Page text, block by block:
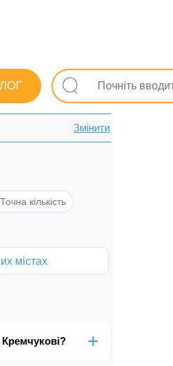
(грип, ГРЗ) Гомеопатичні
Змінити
Точна кількість
містах